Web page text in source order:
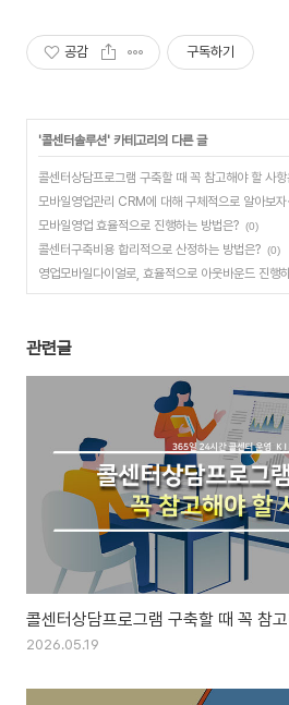
공감 구독하기
'콜센터솔루션' 카테고리의 다른 글
콜센터상담프로그램 구축할 때 꼭 참고해야 할 사항
모바일영업관리 CRM에 대해 구체적으로 알아보
모바일영업 효율적으로 진행하는 방법은? (0)
콜센터구축비용 합리적으로 산정하는 방법은? (0)
영업모바일다이얼로, 효율적으로 아웃바운드 진행
관련글
콜센터상담프로그램 구축할 때 꼭 참
2026.05.19